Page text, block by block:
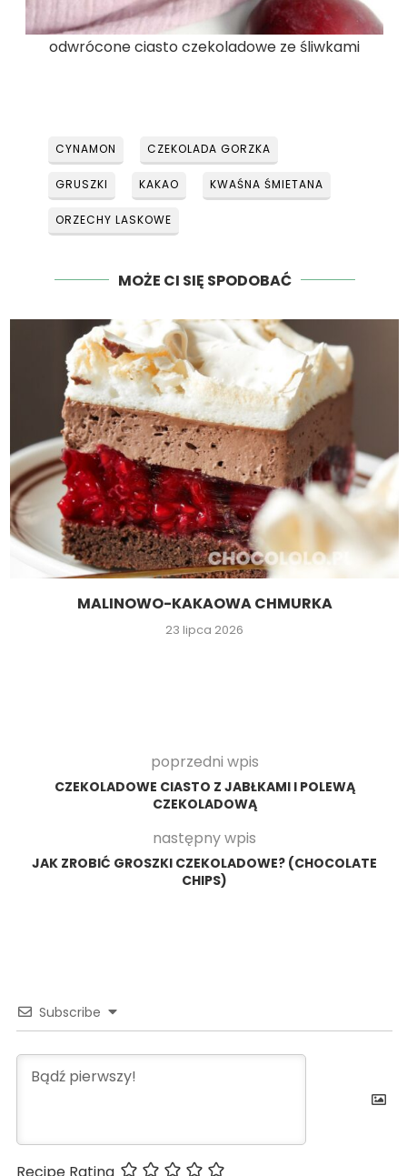
odwrócone ciasto czekoladowe ze śliwkami
CYNAMON CZEKOLADA GORZKA
GRUSZKI KAKAO KWAŚNA ŚMIETANA
ORZECHY LASKOWE
MOŻE CI SIĘ SPODOBAĆ
MALINOWO-KAKAOWA CHMURKA
23 lipca 2026
poprzedni wpis
CZEKOLADOWE CIASTO Z JABŁKAMI I POLEWĄ
CZEKOLADOWĄ
następny wpis
JAK ZROBIĆ GROSZKI CZEKOLADOWE? (CHOCOLATE
CHIPS)
Subscribe